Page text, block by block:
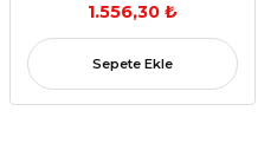
1.556,30 ₺
Sepete Ekle